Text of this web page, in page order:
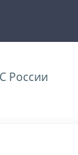
России